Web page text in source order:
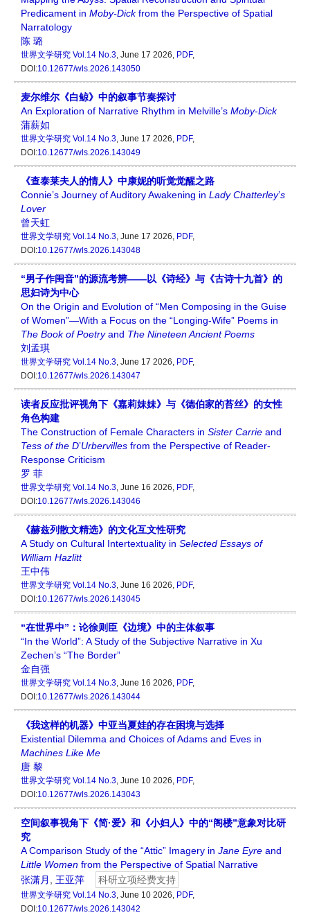
Predicament in Moby-Dickfrom the Perspective of Spatial
Narratology
陈 璐
世界文学研究 Vol.14 No.3, June 17 2026, PDF,
DOI:10.12677/wls.2026.143050
麦尔维尔《白鲸》中的叙事节奏探讨
An Exploration of Narrative Rhythm in Melville’s Moby-Dick
蒲薪如
世界文学研究 Vol.14 No.3, June 17 2026, PDF,
DOI:10.12677/wls.2026.143049
《查泰莱夫人的情人》中康妮的听觉觉醒之路
Connie’s Journey of Auditory Awakening in Lady Chatterley’s
Lover
曾天虹
世界文学研究 Vol.14 No.3, June 17 2026, PDF,
DOI:10.12677/wls.2026.143048
“男子作闺音”的源流考辨——以《诗经》与《古诗十九首》的
思妇诗为中心
On the Origin and Evolution of “Men Composing in the Guise
of Women”—With a Focus on the “Longing-Wife” Poems in
The Book ofPoetryand The Nineteen Ancient Poems
刘孟琪
世界文学研究 Vol.14 No.3, June 17 2026, PDF,
DOI:10.12677/wls.2026.143047
读者反应批评视角下《嘉莉妹妹》与《德伯家的苔丝》的女性
角色构建
The Construction of Female Characters in Sister Carrie and
Tess of the D’Urbervilles from the Perspective of Reader-
Response Criticism
罗 菲
世界文学研究 Vol.14 No.3, June 16 2026, PDF,
DOI:10.12677/wls.2026.143046
《赫兹列散文精选》的文化互文性研究
A Study on Cultural Intertextuality in Selected Essays of
William Hazlitt
王中伟
世界文学研究 Vol.14 No.3, June 16 2026, PDF,
DOI:10.12677/wls.2026.143045
“在世界中”：论徐则臣《边境》中的主体叙事
“In the World”: A Study of the Subjective Narrative in Xu
Zechen’s “The Border”
金自强
世界文学研究 Vol.14 No.3, June 16 2026, PDF,
DOI:10.12677/wls.2026.143044
《我这样的机器》中亚当夏娃的存在困境与选择
Existential Dilemma and Choices of Adams and Eves in
Machines Like Me
唐 黎
世界文学研究 Vol.14 No.3, June 10 2026, PDF,
DOI:10.12677/wls.2026.143043
空间叙事视角下《简·爱》和《小妇人》中的“阁楼”意象对比研
究
A Comparison Study of the “Attic” Imagery in Jane Eyre and
Little Women from the Perspective of Spatial Narrative
张潇月 , 王亚萍 科研立项经费支持
世界文学研究 Vol.14 No.3, June 10 2026, PDF,
DOI:10.12677/wls.2026.143042